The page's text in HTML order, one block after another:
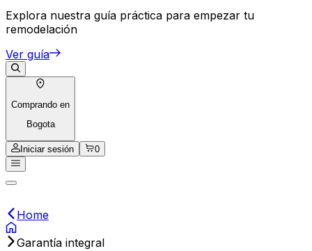
Explora nuestra guía práctica para empezar tu
remodelación
Ver guía
Comprando en
Bogota
Iniciar sesión 0
Home
Garantía integral